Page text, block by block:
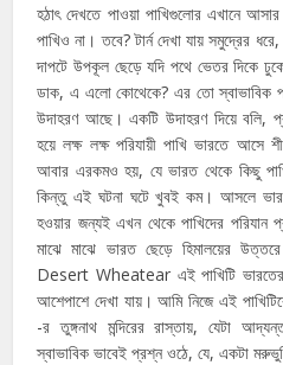
হঠাৎ দেখতে পাওয়া পাখিগুলোর এখানে
পাখিও না। তবে? টার্ন দেখা যায় সমুদ্রের
দাপটে উপকূল ছেড়ে যদি পথে ভেতর দিকে
ডাক, এ এলো কোথেকে? এর তো স্বাভাবিক
উদাহরণ আছে। একটি উদাহরণ দিয়ে বলি,
হয়ে লক্ষ লক্ষ পরিযায়ী পাখি ভারতে আসে
আবার এরকমও হয়, যে ভারত থেকে কিছু
কিন্তু এই ঘটনা ঘটে খুবই কম। আসলে
হওয়ার জন্যই এখন থেকে পাখিদের পরিযান
মাঝে মাঝে ভারত ছেড়ে হিমালয়ের
Desert Wheatear এই পাখিটি
আশেপাশে দেখা যায়। আমি নিজে এই
-র তুঙ্গনাথ মন্দিরের রাস্তায়, যেটা
স্বাভাবিক ভাবেই প্রশ্ন ওঠে, যে, একটা